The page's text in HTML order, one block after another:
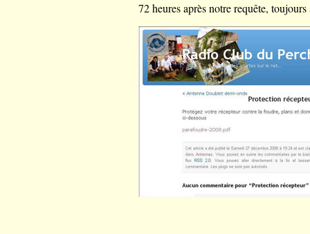
72 heures après notre requête,